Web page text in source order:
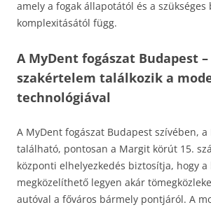
amely a fogak állapotától és a szükséges
komplexitásától függ.
A MyDent fogászat Budapest –
szakértelem találkozik a
technológiával
A MyDent fogászat Budapest szívében,
található, pontosan a Margit körút 15.
központi elhelyezkedés biztosítja, hogy
megközelíthető legyen akár
autóval a főváros bármely pontjáról. A